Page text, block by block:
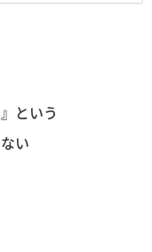
という
い